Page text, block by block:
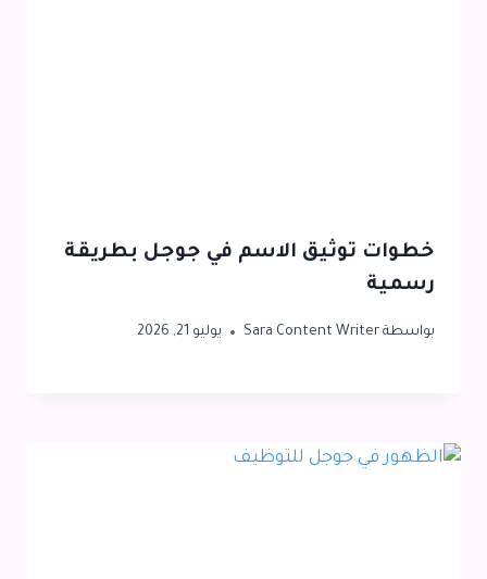
خطوات توثيق الاسم في جوجل بطريقة
رسمية
بواسطة Sara Content Writer يوليو 21, 2026